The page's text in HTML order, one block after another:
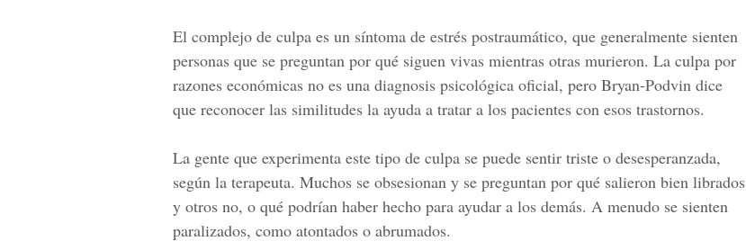
El complejo de culpa es un síntoma de estrés postraumático, que generalmente sienten
personas que se preguntan por qué siguen vivas mientras otras murieron. La culpa por
razones económicas no es una diagnosis psicológica oficial, pero Bryan-Podvin dice
que reconocer las similitudes la ayuda a tratar a los pacientes con esos trastornos.
La gente que experimenta este tipo de culpa se puede sentir triste o desesperanzada,
según la terapeuta. Muchos se obsesionan y se preguntan por qué salieron bien librados
y otros no, o qué podrían haber hecho para ayudar a los demás. A menudo se sienten
paralizados, como atontados o abrumados.